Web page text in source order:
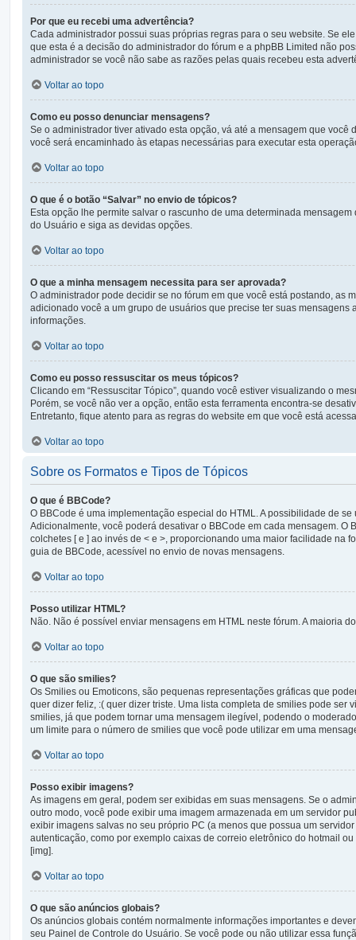
Por que eu recebi uma advertência?
Cada administrador possui suas próprias regras para o seu website. Se
que esta é a decisão do administrador do fórum e a phpBB Limited não
administrador se você não sabe as razões pelas quais recebeu esta
Voltar ao topo
Como eu posso denunciar mensagens?
Se o administrador tiver ativado esta opção, vá até a mensagem que
você será encaminhado às etapas necessárias para executar esta
Voltar ao topo
O que é o botão “Salvar” no envio de tópicos?
Esta opção lhe permite salvar o rascunho de uma determinada
do Usuário e siga as devidas opções.
Voltar ao topo
O que a minha mensagem necessita para ser aprovada?
O administrador pode decidir se no fórum em que você está postando, as
adicionado você a um grupo de usuários que precise ter suas
informações.
Voltar ao topo
Como eu posso ressuscitar os meus tópicos?
Clicando em “Ressuscitar Tópico”, quando você estiver visualizando o
Porém, se você não ver a opção, então esta ferramenta encontra-se
Entretanto, fique atento para as regras do website em que você está
Voltar ao topo
Sobre os Formatos e Tipos de Tópicos
O que é BBCode?
O BBCode é uma implementação especial do HTML. A possibilidade de
Adicionalmente, você poderá desativar o BBCode em cada mensagem.
colchetes [ e ] ao invés de < e >, proporcionando uma maior facilidade na
guia de BBCode, acessível no envio de novas mensagens.
Voltar ao topo
Posso utilizar HTML?
Não. Não é possível enviar mensagens em HTML neste fórum. A maioria
Voltar ao topo
O que são smilies?
Os Smilies ou Emoticons, são pequenas representações gráficas que
quer dizer feliz, :( quer dizer triste. Uma lista completa de smilies pode
smilies, já que podem tornar uma mensagem ilegível, podendo o
um limite para o número de smilies que você pode utilizar em uma
Voltar ao topo
Posso exibir imagens?
As imagens em geral, podem ser exibidas em suas mensagens. Se o
outro modo, você pode exibir uma imagem armazenada em um servidor
exibir imagens salvas no seu próprio PC (a menos que possua um
autenticação, como por exemplo caixas de correio eletrônico do hotmail
[img].
Voltar ao topo
O que são anúncios globais?
Os anúncios globais contém normalmente informações importantes e
seu Painel de Controle do Usuário. Se você pode ou não utilizar essa